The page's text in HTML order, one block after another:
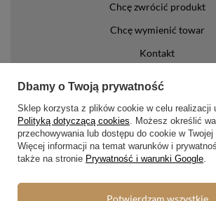
Chcę zwrócić produkt
Chcę wymienić towar
Kontakt
Konto
Regulaminy
Regulamin
Polityka prywatności i
Dbamy o Twoją prywatność
Sklep korzysta z plików cookie w celu realizacji
Polityką dotyczącą cookies. Możesz określić
przechowywania lub dostępu do cookie w Twojej
Więcej informacji na temat warunków i
także na stronie Prywatność i warunki Google.
Potwierdzam wszystkie